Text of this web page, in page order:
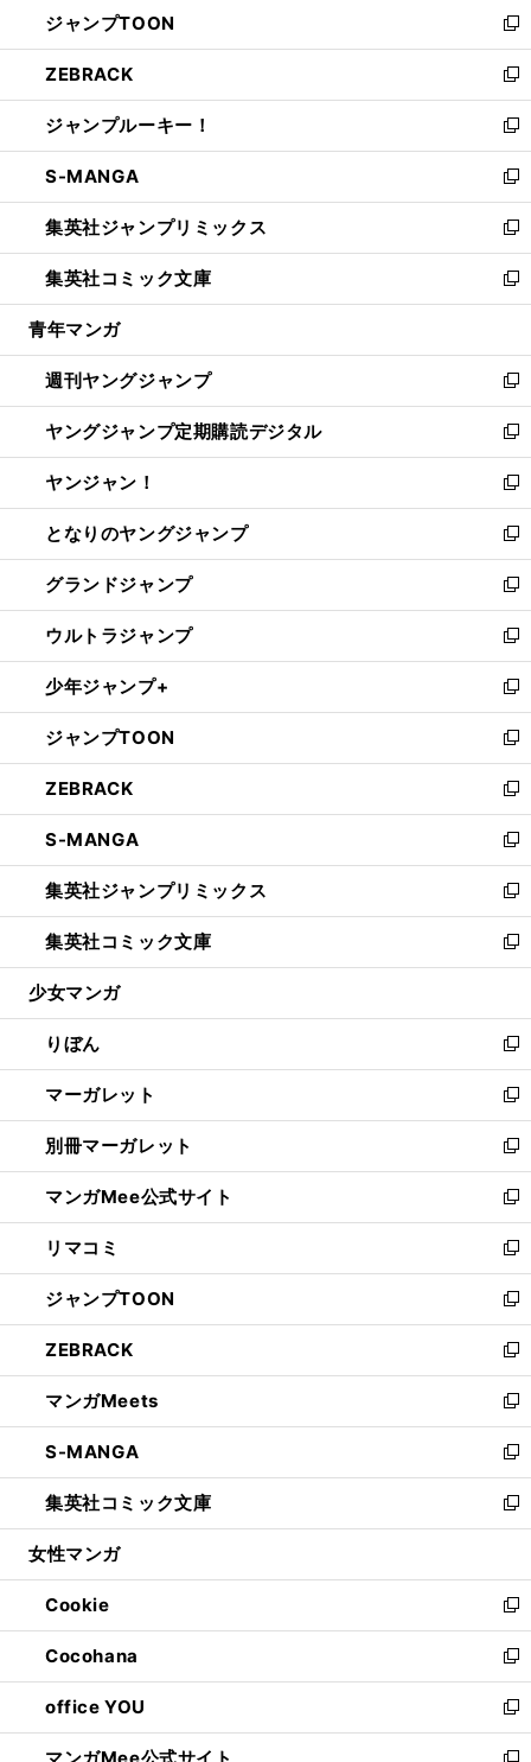
く
で
開
く
ド
ウ
で
開
く
ィ
ン
ド
ウ
で
開
く
い
ウ
ィ
ン
ド
ウ
で
開
く
ジャンプTOON
新
し
い
ウ
ィ
ン
ド
ウ
で
開
く
ZEBRACK
新
し
い
ウ
ィ
ン
ド
ウ
で
開
ジャンプルーキー！
新
し
い
ウ
ィ
ン
ド
ウ
開
く
S-MANGA
新
し
い
ウ
ィ
ン
ウ
で
開
く
集英社ジャンプリミックス
新
し
い
ウ
ン
ド
ウ
で
開
く
集英社コミック文庫
新
し
ウ
ィ
ン
ド
ウ
で
開
く
青年マンガ
週刊ヤングジャンプ
新
し
い
ウ
ィ
ン
ド
ウ
で
開
く
ヤングジャンプ定期購読デジタル
新
し
い
ウ
ィ
ン
ド
ウ
で
開
く
ヤンジャン！
新
し
い
ウ
ィ
ン
ド
ウ
で
開
く
となりのヤングジャンプ
新
し
い
ウ
ィ
ン
ド
ウ
で
開
く
グランドジャンプ
新
し
い
ウ
ィ
ン
ド
ウ
で
開
く
ウルトラジャンプ
新
し
い
ウ
ィ
ン
ド
ウ
で
開
く
少年ジャンプ+
新
し
い
ウ
ィ
ン
ド
ウ
で
開
く
ジャンプTOON
新
し
い
ウ
ィ
ン
ド
ウ
で
開
ZEBRACK
新
し
い
ウ
ィ
ン
ド
ウ
開
く
S-MANGA
新
し
い
ウ
ィ
ン
ウ
で
開
く
集英社ジャンプリミックス
新
し
い
ウ
ン
ド
ウ
で
開
く
集英社コミック文庫
新
し
ウ
ィ
ン
ド
ウ
で
開
く
少女マンガ
りぼん
新
し
い
ウ
ィ
ン
ド
ウ
で
開
く
マーガレット
新
し
い
ウ
ィ
ン
ド
ウ
で
開
く
別冊マーガレット
新
し
い
ウ
ィ
ン
ド
ウ
で
開
く
マンガMee公式サイト
新
し
い
ウ
ィ
ン
ド
ウ
で
開
く
リマコミ
新
し
い
ウ
ィ
ン
ド
ウ
で
開
く
ジャンプTOON
新
し
い
ウ
ィ
ン
ド
ウ
で
開
ZEBRACK
新
し
い
ウ
ィ
ン
ド
ウ
開
く
マンガMeets
新
し
い
ウ
ィ
ン
ウ
で
開
く
S-MANGA
新
し
い
ウ
ン
ド
ウ
で
開
く
集英社コミック文庫
新
し
ウ
ィ
ン
ド
ウ
で
開
く
女性マンガ
Cookie
新
し
い
ウ
ィ
ン
Cocohana
新
し
い
ウ
office YOU
新
し